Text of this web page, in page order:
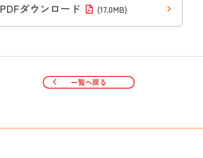
PDFダウンロード (17.0MB)
一覧へ戻る